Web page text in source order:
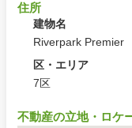
住所
建物名
Riverpark Premier
区・エリア
7区
不動産の立地・ロケ